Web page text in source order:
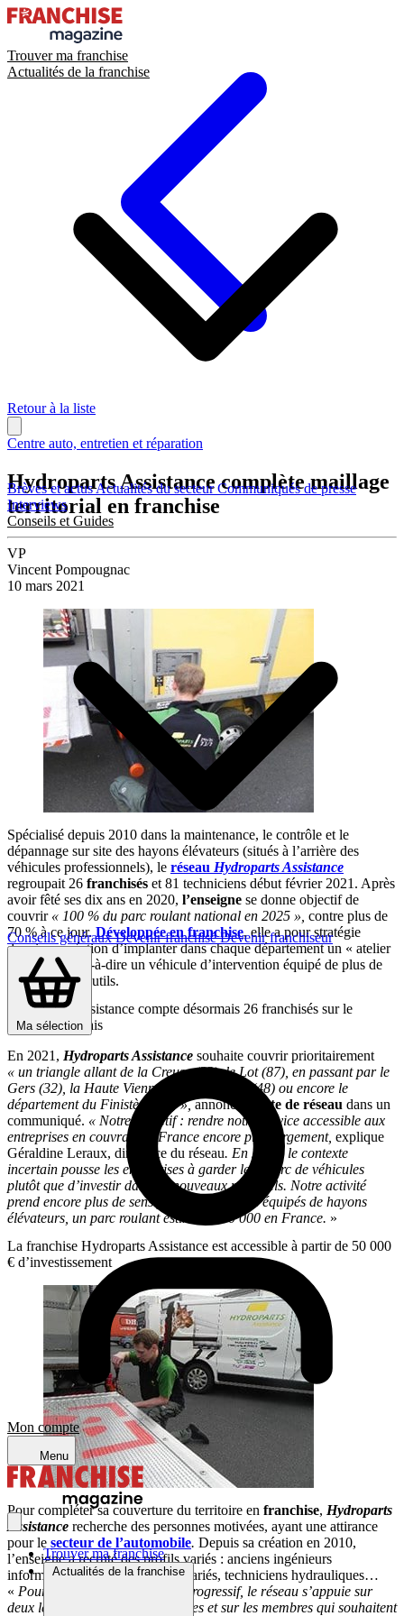
Trouver ma franchise
Actualités de la franchise
Brèves et actusActualités du secteurCommuniqués de presse
Interviews
Conseils et Guides
Conseils générauxDevenir franchiséDevenir franchiseur
Ma sélection
Mon compte
Menu
Trouver ma franchise
Actualités de la franchise
Retour à la liste
Centre auto, entretien et réparation
Hydroparts Assistance complète maillage
territorial en franchise
VP
Vincent Pompougnac
10 mars 2021
Spécialisé depuis 2010 dans la maintenance, le contrôle et le
dépannage sur site des hayons élévateurs (situés à l’arrière des
véhicules professionnels), le réseau Hydroparts Assistance
regroupait 26 franchisés et 81 techniciens début février 2021. Après
avoir fêté ses dix ans en 2020, l’enseigne se donne objectif de
couvrir « 100 % du parc roulant national en 2025 », contre plus de
70 % à ce jour.Développée en franchise, elle a pour stratégie
depuis sa création d’implanter dans chaque département un « atelier
mobile », c’est-à-dire un véhicule d’intervention équipé de plus de
300 pièces et outils.
Hydroparts Assistance compte désormais 26 franchisés sur le
territoire français
En 2021, Hydroparts Assistance souhaite couvrir prioritairement
« un triangle allant de la Creuse (23), le Lot (87), en passant par le
Gers (32), la Haute Vienne (46), la Lozère (48) ou encore le
département du Finistère (29) »,annonce la tête de réseau dans un
communiqué. « Notre objectif : rendre notre service accessible aux
entreprises en couvrant la France encore plus largement, explique
Géraldine Leraux, directrice du réseau. En 2021, le contexte
incertain pousse les entreprises à garder leur parc de véhicules
plutôt que d’investir dans de nouveaux matériels. Notre activité
prend encore plus de sens pour les véhicules équipés de hayons
élévateurs, un parc roulant estimé à 280 000 en France. »
La franchise Hydroparts Assistance est accessible à partir de 50 000
€ d’investissement
Pour compléter sa couverture du territoire en franchise, Hydroparts
Assistance recherche des personnes motivées, ayant une attirance
pour le secteur de l’automobile. Depuis sa création en 2010,
l’enseigne a recruté des profils variés : anciens ingénieurs
informatiques, commerciaux, salariés, techniciens hydrauliques…
« Pour continuer son maillage progressif, le réseau s’appuie sur
deux leviers : les nouvelles recrues et sur les membres qui souhaitent